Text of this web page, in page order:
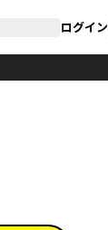
ログイン